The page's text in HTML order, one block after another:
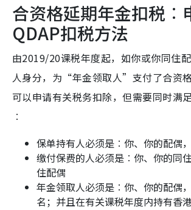
合资格延期年金扣税︰
QDAP扣税方法
由2019/20课税年度起，如你或你同住
人身分，为“年金领取人”支付了合资
可以申请有关税务扣除，但需要同时满
︰
保单持有人必须是︰你、你的配偶
缴付保费的人必须是︰你、你的同
住配偶
年金领取人必须是︰你、你的配偶
名；并且在有关课税年度内持有香